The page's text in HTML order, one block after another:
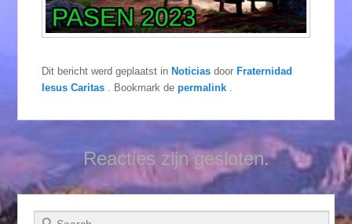
Dit bericht werd geplaatst inNoticias doorFraternidad
Iesus Caritas
. Bookmark depermalink
Reacties zijn gesloten.
Zoeken